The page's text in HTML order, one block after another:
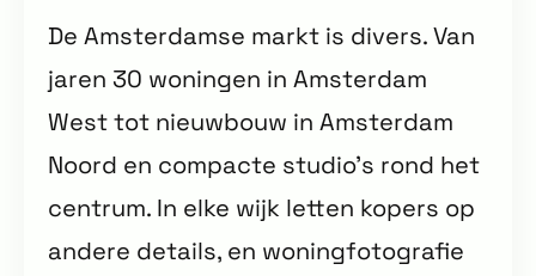
De Amsterdamse markt is divers. Van
jaren 30 woningen in Amsterdam
West tot nieuwbouw in Amsterdam
Noord en compacte studio’s rond het
centrum. In elke wijk letten kopers op
andere details, en woningfotografie